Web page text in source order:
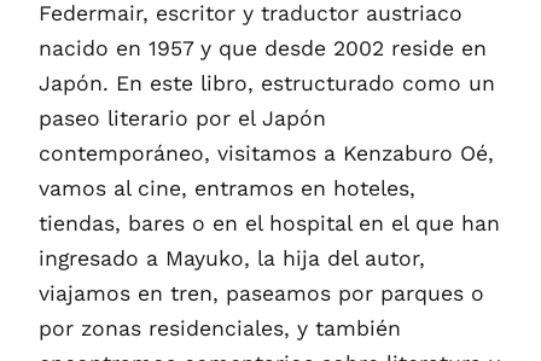
Federmair, escritor y traductor austriaco
nacido en 1957 y que desde 2002 reside en
Japón. En este libro, estructurado como un
paseo literario por el Japón
contemporáneo, visitamos a Kenzaburo Oé,
vamos al cine, entramos en hoteles,
tiendas, bares o en el hospital en el que han
ingresado a Mayuko, la hija del autor,
viajamos en tren, paseamos por parques o
por zonas residenciales, y también